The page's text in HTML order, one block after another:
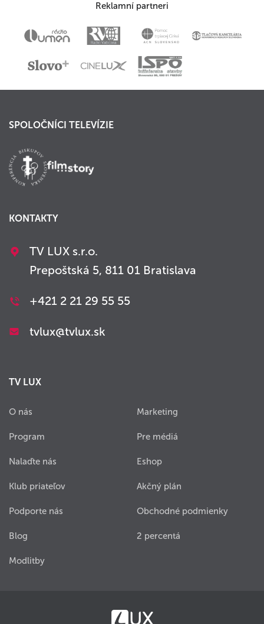
Reklamní partneri
SPOLOČNÍCI TELEVÍZIE
KONTAKTY
TV LUX s.r.o.
Prepoštská 5, 811 01 Bratislava
+421 2 21 29 55 55
tvlux@tvlux.sk
TV LUX
O nás
Program
Nalaďte nás
Klub priateľov
Podporte nás
Blog
Modlitby
Marketing
Pre médiá
Eshop
Akčný plán
Obchodné podmienky
2 percentá